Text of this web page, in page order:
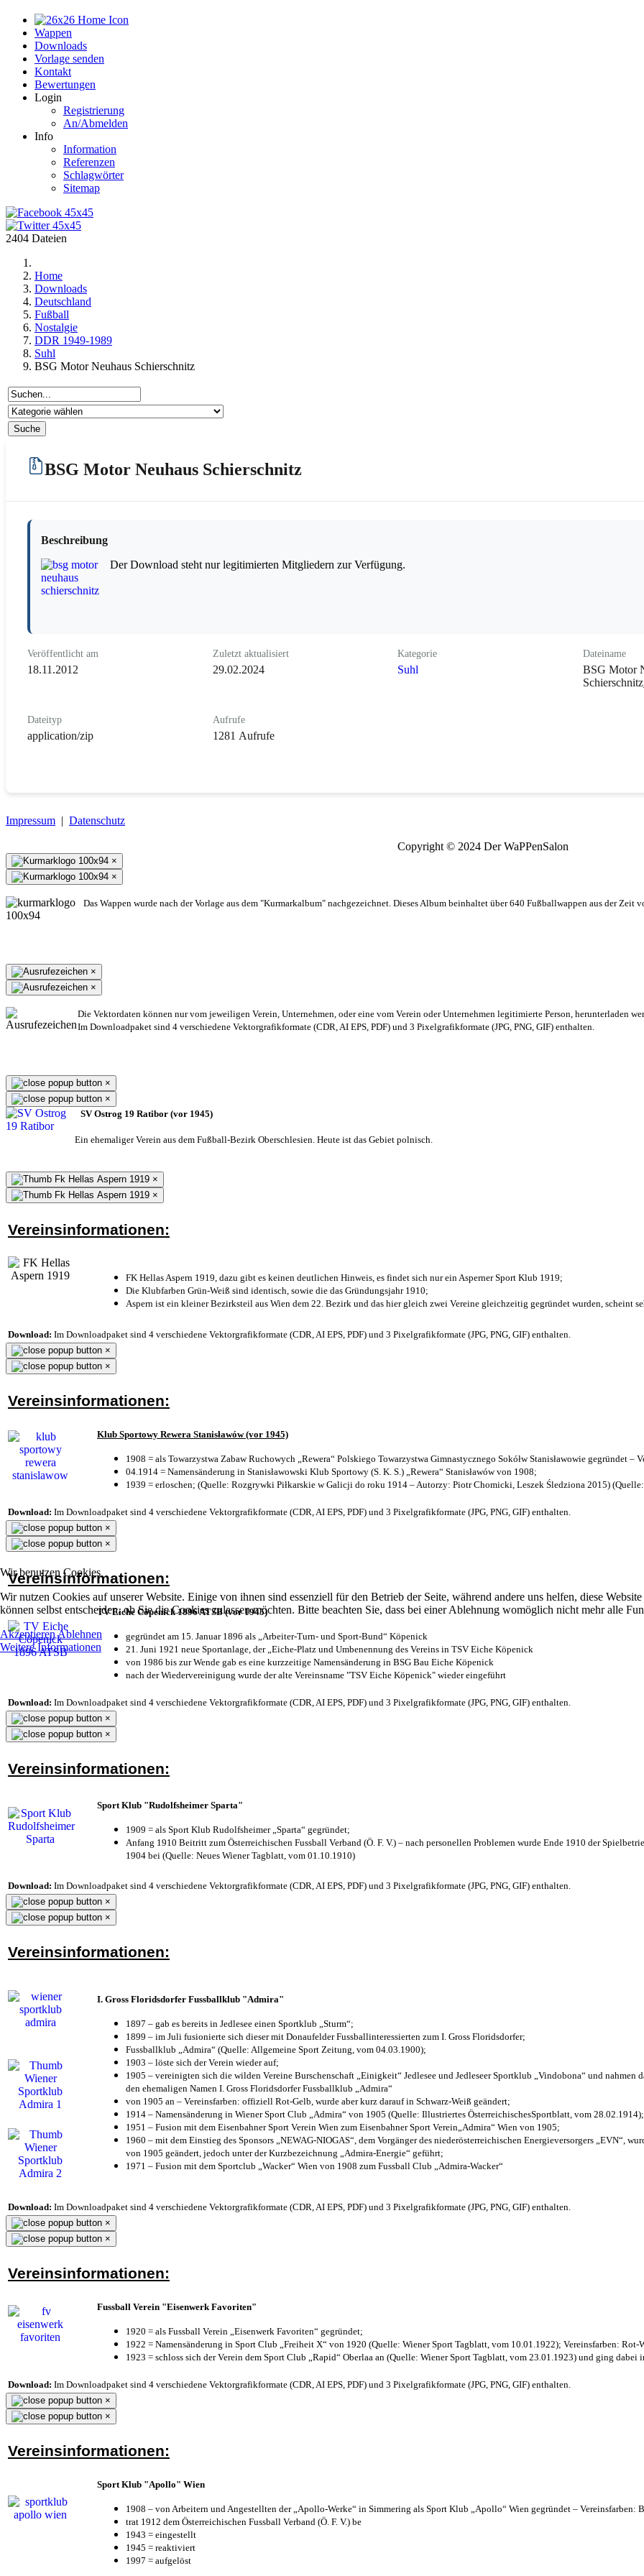
Wappen
Downloads
Vorlage senden
Kontakt
Bewertungen
Login
Registrierung
An/Abmelden
Info
Information
Referenzen
Schlagwörter
Sitemap
2404 Dateien
Home
Downloads
Deutschland
Fußball
Nostalgie
DDR 1949-1989
Suhl
BSG Motor Neuhaus Schierschnitz
BSG Motor Neuhaus Schierschnitz
Beschreibung
Der Download steht nur legitimierten Mitgliedern zur Verfügung.
Veröffentlicht am
18.11.2012
Zuletzt aktualisiert
29.02.2024
Kategorie
Suhl
Dateiname
BSG Motor
Dateityp
application/zip
Aufrufe
1281 Aufrufe
Impressum | Datenschutz
Copyright © 2024 Der WaPPenSalon
Wir benutzen Cookies
Wir nutzen Cookies auf unserer Website. Einige von ihnen sind essenziell für den Betrieb der Seite, während andere uns helfen, diese
können selbst entscheiden, ob Sie die Cookies zulassen möchten. Bitte beachten Sie, dass bei einer Ablehnung womöglich nicht mehr alle
AkzeptierenAblehnen
Weitere Informationen
×
×
Das Wappen wurde nach der Vorlage aus dem "Kurmarkalbum" nachgezeichnet. Dieses Album beinhaltet über 640 Fußballwappen aus der Zeit
×
×
Die Vektordaten können nur vom jeweiligen Verein, Unternehmen, oder eine vom Verein oder Unternehmen legitimierte Person, herunterladen
Im Downloadpaket sind 4 verschiedene Vektorgrafikformate (CDR, AI EPS, PDF) und 3 Pixelgrafikformate (JPG, PNG, GIF) enthalten.
×
×
SV Ostrog 19 Ratibor (vor 1945)
Ein ehemaliger Verein aus dem Fußball-Bezirk Oberschlesien. Heute ist das Gebiet polnisch.
×
×
Vereinsinformationen:
FK Hellas Aspern 1919, dazu gibt es keinen deutlichen Hinweis, es findet sich nur ein Asperner Sport Klub 1919;
Die Klubfarben Grün-Weiß sind identisch, sowie die das Gründungsjahr 1910;
Aspern ist ein kleiner Bezirksteil aus Wien dem 22. Bezirk und das hier gleich zwei Vereine gleichzeitig gegründet wurden, scheint
Download: Im Downloadpaket sind 4 verschiedene Vektorgrafikformate (CDR, AI EPS, PDF) und 3 Pixelgrafikformate (JPG, PNG, GIF) enthalten.
×
×
Vereinsinformationen:
Klub Sportowy Rewera Stanisławów (vor 1945)
1908 = als Towarzystwa Zabaw Ruchowych „Rewera“ Polskiego Towarzystwa Gimnastycznego Sokółw Stanisławowie gegründet –
04.1914 = Namensänderung in Stanisławowski Klub Sportowy (S. K. S.) „Rewera“ Stanisławów von 1908;
1939 = erloschen; (Quelle: Rozgrywki Piłkarskie w Galicji do roku 1914 – Autorzy: Piotr Chomicki, Leszek Śledziona 2015) (Quelle:
Download: Im Downloadpaket sind 4 verschiedene Vektorgrafikformate (CDR, AI EPS, PDF) und 3 Pixelgrafikformate (JPG, PNG, GIF) enthalten.
×
×
Vereinsinformationen:
TV Eiche Cöpenick 1896 ATSB (vor 1945)
gegründet am 15. Januar 1896 als „Arbeiter-Turn- und Sport-Bund“ Köpenick
21. Juni 1921 neue Sportanlage, der „Eiche-Platz und Umbenennung des Vereins in TSV Eiche Köpenick
von 1986 bis zur Wende gab es eine kurzzeitige Namensänderung in BSG Bau Eiche Köpenick
nach der Wiedervereinigung wurde der alte Vereinsname "TSV Eiche Köpenick" wieder eingeführt
Download: Im Downloadpaket sind 4 verschiedene Vektorgrafikformate (CDR, AI EPS, PDF) und 3 Pixelgrafikformate (JPG, PNG, GIF) enthalten.
×
×
Vereinsinformationen:
Sport Klub "Rudolfsheimer Sparta"
1909 = als Sport Klub Rudolfsheimer „Sparta“ gegründet;
Anfang 1910 Beitritt zum Österreichischen Fussball Verband (Ö. F. V.) – nach personellen Problemen wurde Ende 1910 der
1904 bei (Quelle: Neues Wiener Tagblatt, vom 01.10.1910)
Download: Im Downloadpaket sind 4 verschiedene Vektorgrafikformate (CDR, AI EPS, PDF) und 3 Pixelgrafikformate (JPG, PNG, GIF) enthalten.
×
×
Vereinsinformationen:
I. Gross Floridsdorfer Fussballklub "Admira"
1897 – gab es bereits in Jedlesee einen Sportklub „Sturm“;
1899 – im Juli fusionierte sich dieser mit Donaufelder Fussballinteressierten zum I. Gross Floridsdorfer;
Fussballklub „Admira“ (Quelle: Allgemeine Sport Zeitung, vom 04.03.1900);
1903 – löste sich der Verein wieder auf;
1905 – vereinigten sich die wilden Vereine Burschenschaft „Einigkeit“ Jedlesee und Jedleseer Sportklub „Vindobona“ und nahmen
den ehemaligen Namen I. Gross Floridsdorfer Fussballklub „Admira“
von 1905 an – Vereinsfarben: offiziell Rot-Gelb, wurde aber kurz darauf in Schwarz-Weiß geändert;
1914 – Namensänderung in Wiener Sport Club „Admira“ von 1905 (Quelle: Illustriertes ÖsterreichischesSportblatt, vom 28.02.1914);
1951 – Fusion mit dem Eisenbahner Sport Verein Wien zum Eisenbahner Sport Verein„Admira“ Wien von 1905;
1960 – mit dem Einstieg des Sponsors „NEWAG-NIOGAS“, dem Vorgänger des niederösterreichischen Energieversorgers „EVN“,
von 1905 geändert, jedoch unter der Kurzbezeichnung „Admira-Energie“ geführt;
1971 – Fusion mit dem Sportclub „Wacker“ Wien von 1908 zum Fussball Club „Admira-Wacker“
Download: Im Downloadpaket sind 4 verschiedene Vektorgrafikformate (CDR, AI EPS, PDF) und 3 Pixelgrafikformate (JPG, PNG, GIF) enthalten.
×
×
Vereinsinformationen:
Fussball Verein "Eisenwerk Favoriten"
1920 = als Fussball Verein „Eisenwerk Favoriten“ gegründet;
1922 = Namensänderung in Sport Club „Freiheit X“ von 1920 (Quelle: Wiener Sport Tagblatt, vom 10.01.1922); Vereinsfarben: Rot-
1923 = schloss sich der Verein dem Sport Club „Rapid“ Oberlaa an (Quelle: Wiener Sport Tagblatt, vom 23.01.1923) und ging dabei
Download: Im Downloadpaket sind 4 verschiedene Vektorgrafikformate (CDR, AI EPS, PDF) und 3 Pixelgrafikformate (JPG, PNG, GIF) enthalten.
×
×
Vereinsinformationen:
Sport Klub "Apollo" Wien
1908 – von Arbeitern und Angestellten der „Apollo-Werke“ in Simmering als Sport Klub „Apollo“ Wien gegründet – Vereinsfarben:
trat 1912 dem Österreichischen Fussball Verband (Ö. F. V.) be
1943 = eingestellt
1945 = reaktiviert
1997 = aufgelöst